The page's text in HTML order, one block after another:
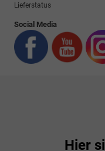
Lieferstatus
Social Media
Hier